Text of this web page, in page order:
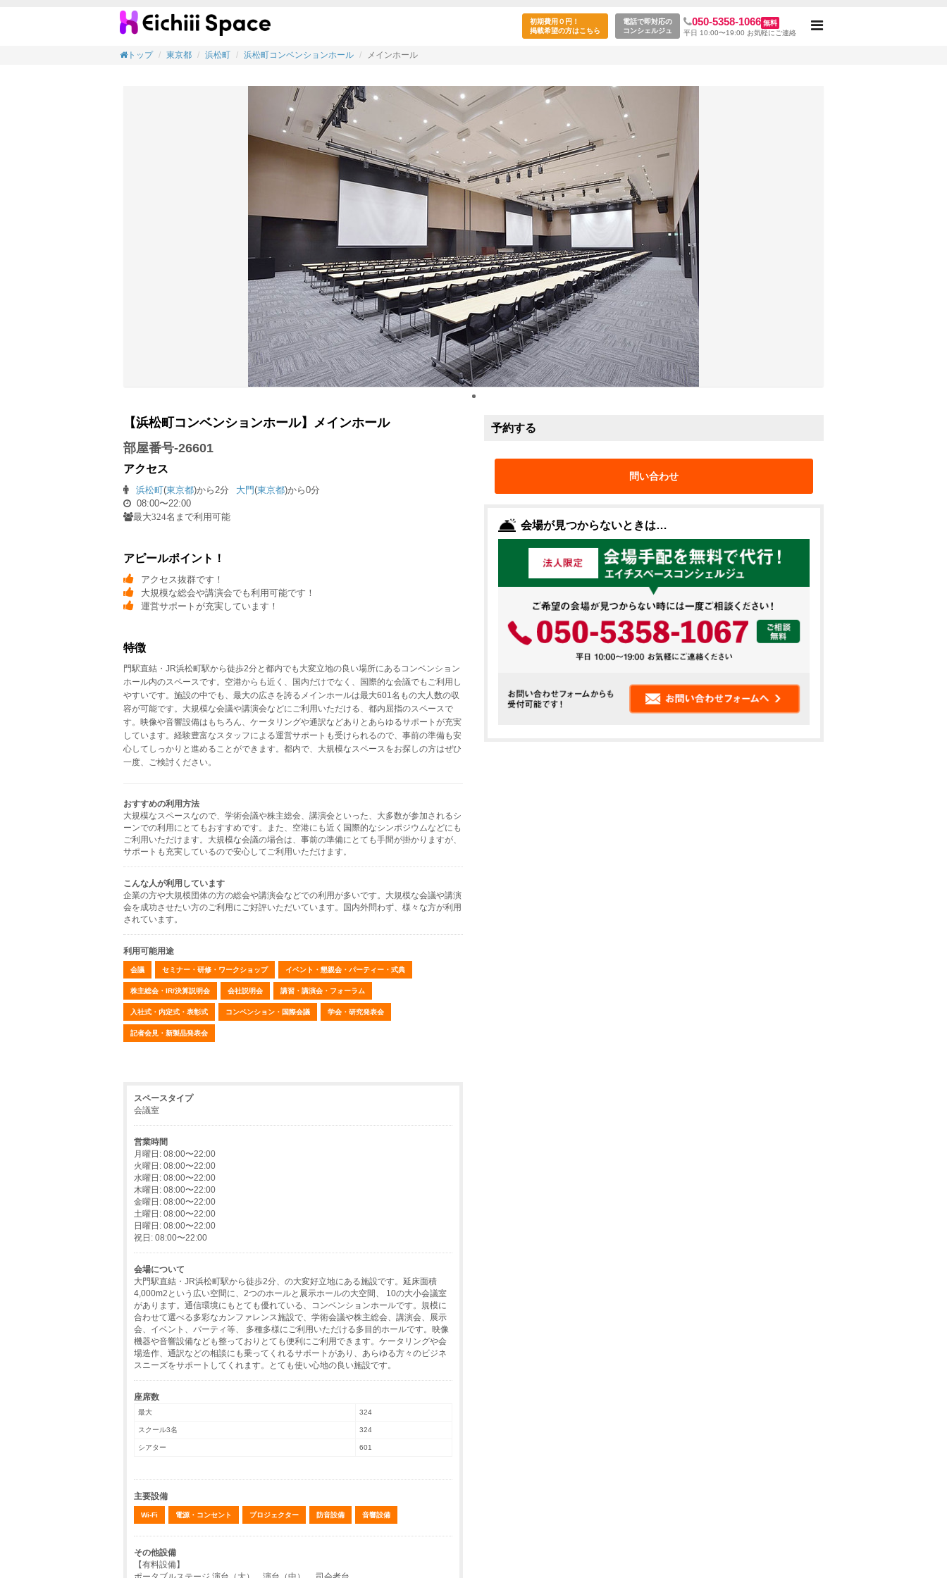
【会議室】浜松町コンベンションホール-メインホール(浜松町駅)
初期費用０円！
掲載希望の方はこちら
電話で即対応の
コンシェルジュ
050-5358-1066 無料
平日 10:00〜19:00 お気軽にご連絡
Toggle
トップ 東京都 浜松町 浜松町コンベンションホール メインホール
【浜松町コンベンションホール】メインホール
部屋番号-26601
アクセス
浜松町(東京都)から2分 大門(東京都)から0分
08:00〜22:00
最大324名まで利用可能
アピールポイント！
アクセス抜群です！
大規模な総会や講演会でも利用可能です！
運営サポートが充実しています！
特徴
門駅直結・JR浜松町駅から徒歩2分と都内でも大変立地の良い場所にあるコンベンション
ホール内のスペースです。空港からも近く、国内だけでなく、国際的な会議でもご利用し
やすいです。施設の中でも、最大の広さを誇るメインホールは最大601名もの大人数の収
容が可能です。大規模な会議や講演会などにご利用いただける、都内屈指のスペースで
す。映像や音響設備はもちろん、ケータリングや通訳などありとあらゆるサポートが充実
しています。経験豊富なスタッフによる運営サポートも受けられるので、事前の準備も安
心してしっかりと進めることができます。都内で、大規模なスペースをお探しの方はぜひ
一度、ご検討ください。
おすすめの利用方法
大規模なスペースなので、学術会議や株主総会、講演会といった、大多数が参加されるシ
ーンでの利用にとてもおすすめです。また、空港にも近く国際的なシンポジウムなどにも
ご利用いただけます。大規模な会議の場合は、事前の準備にとても手間が掛かりますが、
サポートも充実しているので安心してご利用いただけます。
こんな人が利用しています
企業の方や大規模団体の方の総会や講演会などでの利用が多いです。大規模な会議や講演
会を成功させたい方のご利用にご好評いただいています。国内外問わず、様々な方が利用
されています。
利用可能用途
会議 セミナー・研修・ワークショップ イベント・懇親会・パーティー・式典
株主総会・IR/決算説明会 会社説明会 講習・講演会・フォーラム
入社式・内定式・表彰式 コンベンション・国際会議 学会・研究発表会
記者会見・新製品発表会
スペースタイプ
会議室
営業時間
月曜日: 08:00〜22:00
火曜日: 08:00〜22:00
水曜日: 08:00〜22:00
木曜日: 08:00〜22:00
金曜日: 08:00〜22:00
土曜日: 08:00〜22:00
日曜日: 08:00〜22:00
祝日: 08:00〜22:00
会場について
大門駅直結・JR浜松町駅から徒歩2分、の大変好立地にある施設です。延床面積
4,000m2という広い空間に、2つのホールと展示ホールの大空間、 10の大小会議室
があります。通信環境にもとても優れている、コンベンションホールです。規模に
合わせて選べる多彩なカンファレンス施設で、学術会議や株主総会、講演会、展示
会、イベント、パーティ等、 多種多様にご利用いただける多目的ホールです。映像
機器や音響設備なども整っておりとても便利にご利用できます。ケータリングや会
場造作、通訳などの相談にも乗ってくれるサポートがあり、あらゆる方々のビジネ
スニーズをサポートしてくれます。とても使い心地の良い施設です。
座席数
最大 324
スクール3名 324
シアター 601
主要設備
Wi-Fi 電源・コンセント プロジェクター 防音設備 音響設備
その他設備
【有料設備】
予約する
問い合わせ
会場が見つからないときは…